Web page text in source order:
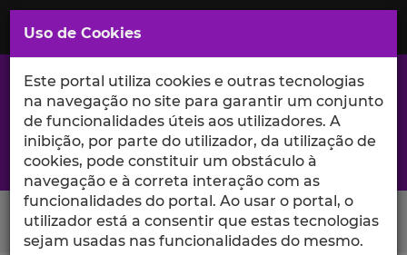
Saltar
para
Conteúdo
Principal
A excelência da investigação e ciência no Iscte
Search Button
Uso de Cookies
Este portal utiliza cookies e outras tecnologias
na navegação no site para garantir um conjunto
de funcionalidades úteis aos utilizadores. A
inibição, por parte do utilizador, da utilização de
cookies, pode constituir um obstáculo à
navegação e à correta interação com as
funcionalidades do portal. Ao usar o portal, o
utilizador está a consentir que estas tecnologias
sejam usadas nas funcionalidades do mesmo.